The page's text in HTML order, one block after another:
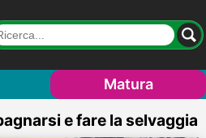
Matura
e fare la selvaggia